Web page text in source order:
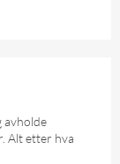
avholde
Alt etter hva